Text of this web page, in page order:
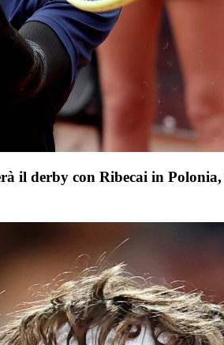
il derby con Ribecai in